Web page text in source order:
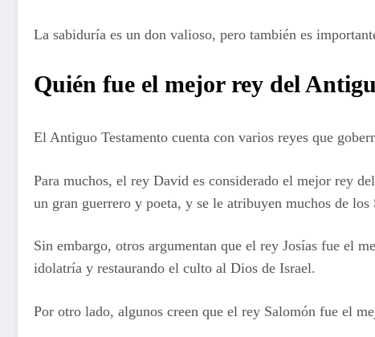
La sabiduría es un don valioso, pero también es
Quién fue el mejor rey del
El Antiguo Testamento cuenta con varios reyes que
Para muchos, el rey David es considerado el mejor rey
un gran guerrero y poeta, y se le atribuyen muchos de
Sin embargo, otros argumentan que el rey Josías fue el
idolatría y restaurando el culto al Dios de Israel.
Por otro lado, algunos creen que el rey Salomón fue el